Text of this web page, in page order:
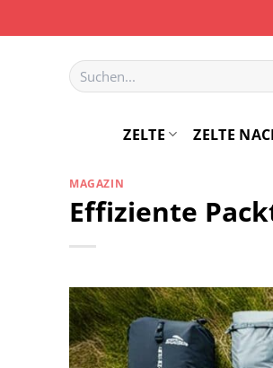
Inhalt
Suchen
nach:
ZELTE ZELTE
MAGAZIN
Effiziente